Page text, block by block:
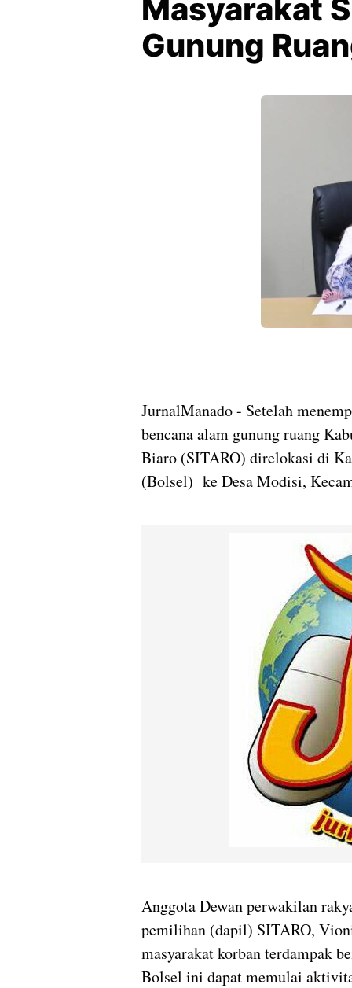
Masyarakat
Gunung
JurnalManado - Setelah
bencana alam gunung ruang
Biaro (SITARO) direlokasi di
(Bolsel) ke Desa Modisi,
Anggota Dewan perwakilan
pemilihan (dapil) SITARO,
masyarakat korban terdampak
Bolsel ini dapat memulai